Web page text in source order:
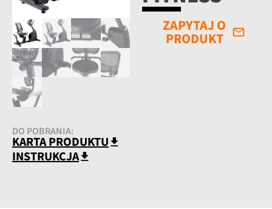
DO POBRANIA:
KARTA PRODUKTU
INSTRUKCJA
ZAPYTAJ O
PRODUKT